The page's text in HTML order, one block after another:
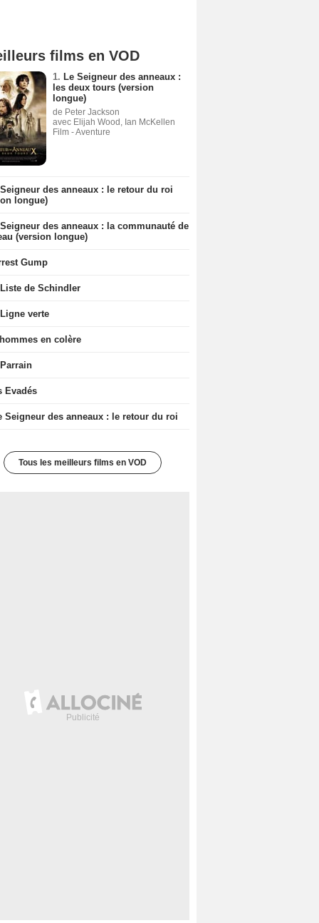
films en VOD
1. Le Seigneur des anneaux :
les deux tours (version
longue)
de Peter Jackson
avec Elijah Wood, Ian McKellen
Film - Aventure
des anneaux : le retour du roi
longue)
des anneaux : la communauté de
(version longue)
Gump
de Schindler
verte
en colère
Evadés
Seigneur des anneaux : le retour du roi
Tous les meilleurs films en VOD